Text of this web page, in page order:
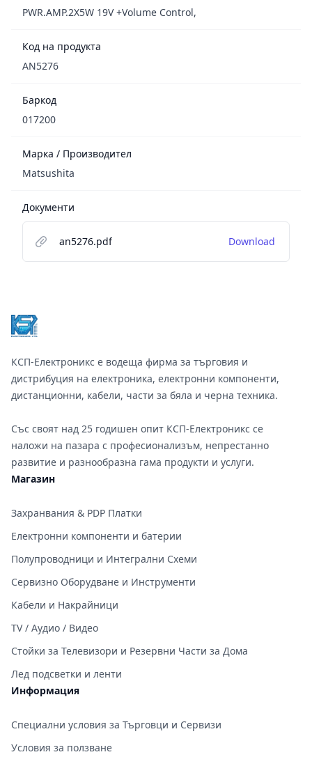
PWR.AMP.2X5W 19V +Volume Control,
Код на продукта
AN5276
Баркод
017200
Марка / Производител
Matsushita
Документи
an5276.pdf Download
КСП-Електроникс е водеща фирма за търговия и
дистрибуция на електроника, електронни компоненти,
дистанционни, кабели, части за бяла и черна техника.
Със своят над 25 годишен опит КСП-Електроникс се
наложи на пазара с професионализъм, непрестанно
развитие и разнообразна гама продукти и услуги.
Магазин
Захранвания & PDP Платки
Електронни компоненти и батерии
Полупроводници и Интегрални Схеми
Сервизно Оборудване и Инструменти
Кабели и Накрайници
TV / Аудио / Видео
Стойки за Телевизори и Резервни Части за Дома
Лед подсветки и ленти
Информация
Специални условия за Търговци и Сервизи
Условия за ползване